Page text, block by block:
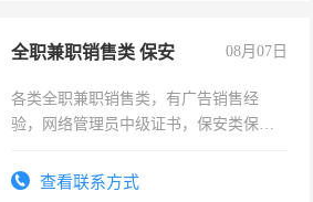
全职兼职销售类 保安 08月07日
各类全职兼职销售类，有广告销售经
验，网络管理员中级证书，保安类保安
有高低压电工证和十几年工作经验
查看联系方式